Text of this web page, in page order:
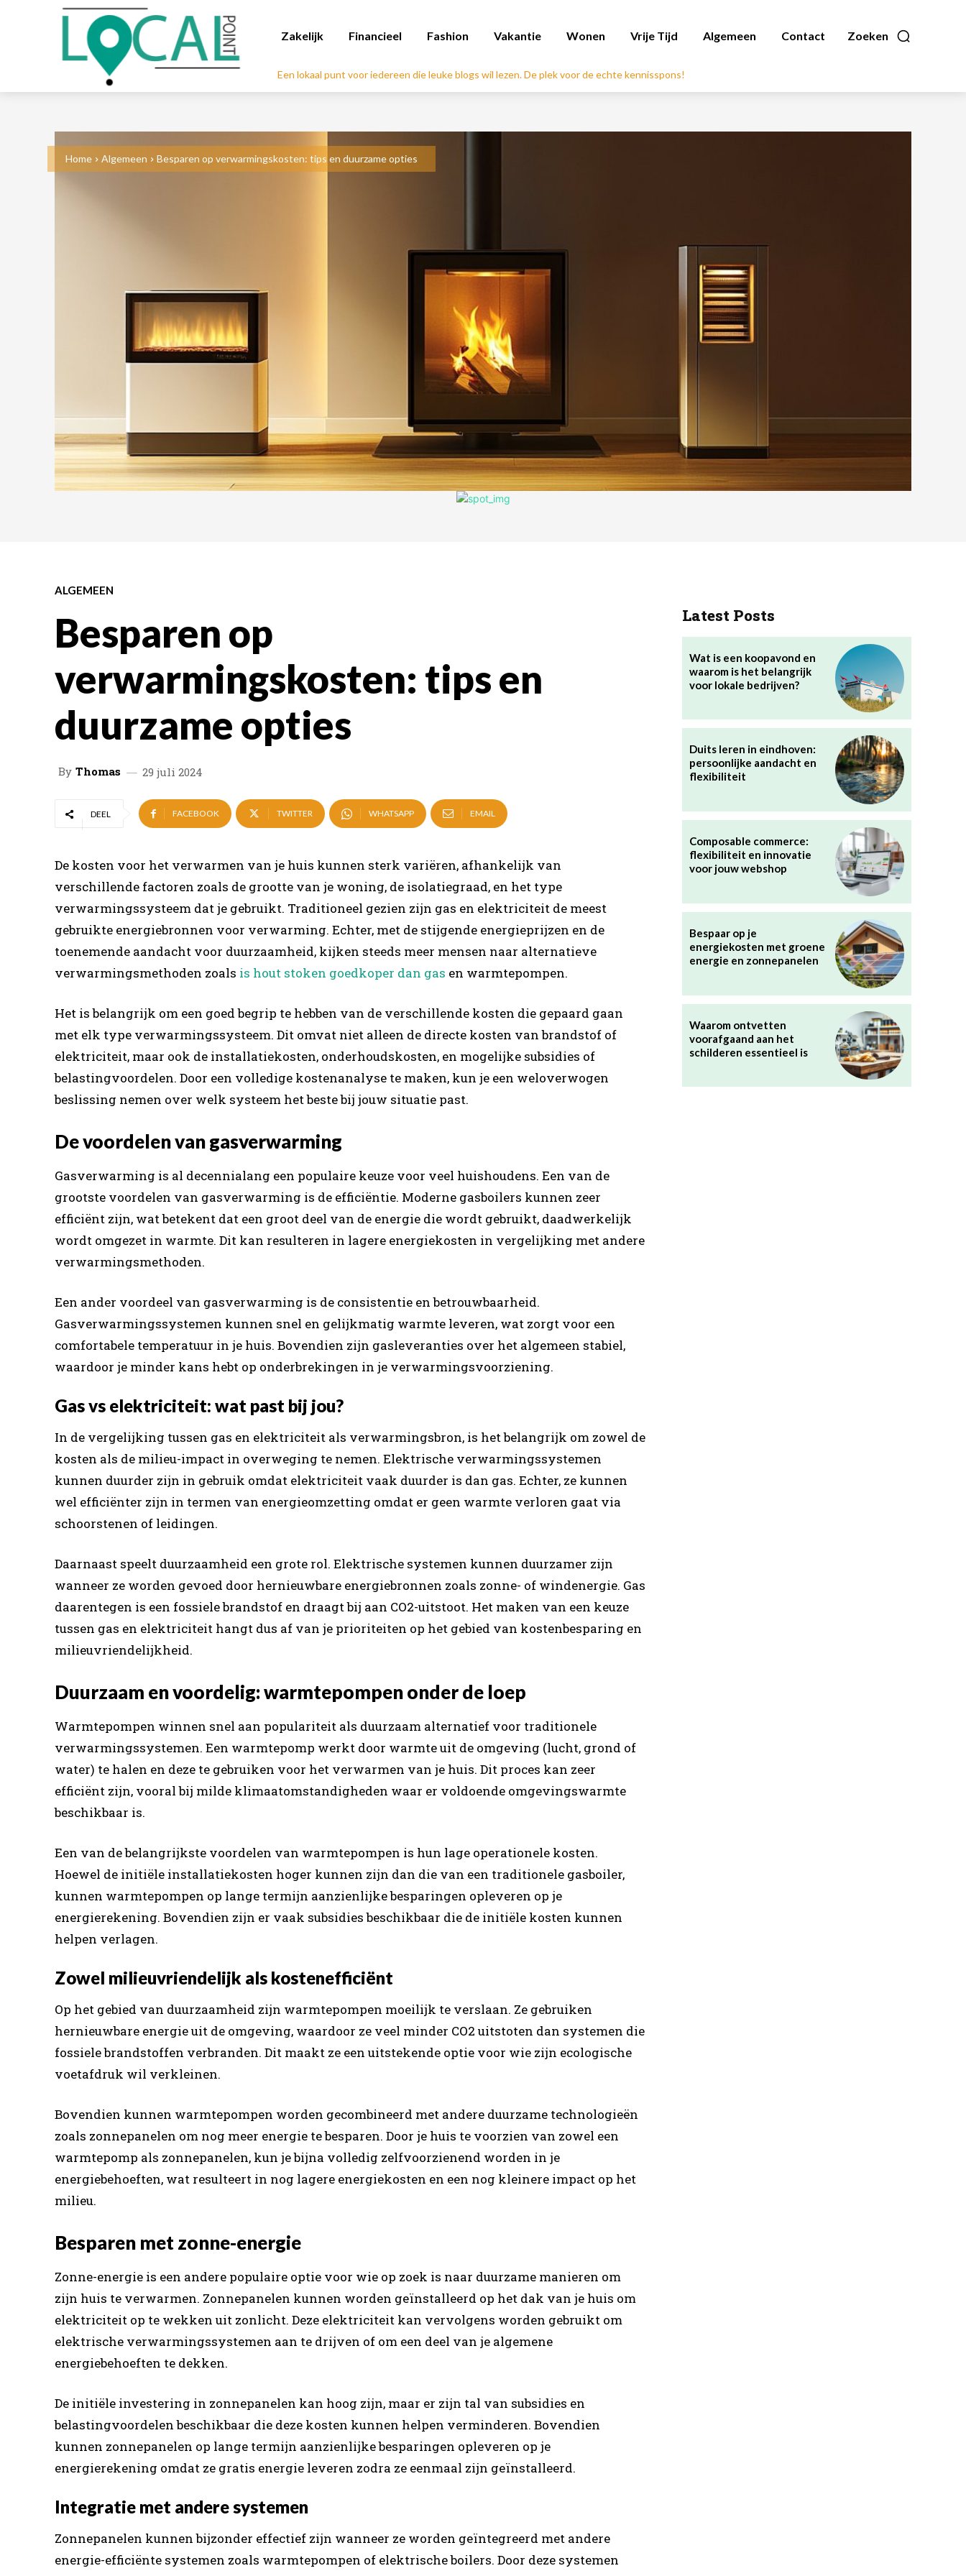
Zoeken
Zakelijk Financieel Fashion Vakantie Wonen Vrije Tijd Algemeen Contact
Een lokaal punt voor iedereen die leuke blogs wil lezen. De plek voor de echte kennisspons!
Home Algemeen Besparen op verwarmingskosten: tips en duurzame opties
ALGEMEEN
Besparen op
verwarmingskosten: tips en
duurzame opties
By Thomas 29 juli 2024
DEEL FACEBOOK TWITTER WHATSAPP EMAIL
De kosten voor het verwarmen van je huis kunnen sterk variëren, afhankelijk van
verschillende factoren zoals de grootte van je woning, de isolatiegraad, en het type
verwarmingssysteem dat je gebruikt. Traditioneel gezien zijn gas en elektriciteit de meest
gebruikte energiebronnen voor verwarming. Echter, met de stijgende energieprijzen en de
toenemende aandacht voor duurzaamheid, kijken steeds meer mensen naar alternatieve
verwarmingsmethoden zoals is hout stoken goedkoper dan gas en warmtepompen.
Het is belangrijk om een goed begrip te hebben van de verschillende kosten die gepaard gaan
met elk type verwarmingssysteem. Dit omvat niet alleen de directe kosten van brandstof of
elektriciteit, maar ook de installatiekosten, onderhoudskosten, en mogelijke subsidies of
belastingvoordelen. Door een volledige kostenanalyse te maken, kun je een weloverwogen
beslissing nemen over welk systeem het beste bij jouw situatie past.
De voordelen van gasverwarming
Gasverwarming is al decennialang een populaire keuze voor veel huishoudens. Een van de
grootste voordelen van gasverwarming is de efficiëntie. Moderne gasboilers kunnen zeer
efficiënt zijn, wat betekent dat een groot deel van de energie die wordt gebruikt, daadwerkelijk
wordt omgezet in warmte. Dit kan resulteren in lagere energiekosten in vergelijking met andere
verwarmingsmethoden.
Een ander voordeel van gasverwarming is de consistentie en betrouwbaarheid.
Gasverwarmingssystemen kunnen snel en gelijkmatig warmte leveren, wat zorgt voor een
comfortabele temperatuur in je huis. Bovendien zijn gasleveranties over het algemeen stabiel,
waardoor je minder kans hebt op onderbrekingen in je verwarmingsvoorziening.
Gas vs elektriciteit: wat past bij jou?
In de vergelijking tussen gas en elektriciteit als verwarmingsbron, is het belangrijk om zowel de
kosten als de milieu-impact in overweging te nemen. Elektrische verwarmingssystemen
kunnen duurder zijn in gebruik omdat elektriciteit vaak duurder is dan gas. Echter, ze kunnen
wel efficiënter zijn in termen van energieomzetting omdat er geen warmte verloren gaat via
schoorstenen of leidingen.
Daarnaast speelt duurzaamheid een grote rol. Elektrische systemen kunnen duurzamer zijn
wanneer ze worden gevoed door hernieuwbare energiebronnen zoals zonne- of windenergie. Gas
daarentegen is een fossiele brandstof en draagt bij aan CO2-uitstoot. Het maken van een keuze
tussen gas en elektriciteit hangt dus af van je prioriteiten op het gebied van kostenbesparing en
milieuvriendelijkheid.
Duurzaam en voordelig: warmtepompen onder de loep
Warmtepompen winnen snel aan populariteit als duurzaam alternatief voor traditionele
verwarmingssystemen. Een warmtepomp werkt door warmte uit de omgeving (lucht, grond of
water) te halen en deze te gebruiken voor het verwarmen van je huis. Dit proces kan zeer
efficiënt zijn, vooral bij milde klimaatomstandigheden waar er voldoende omgevingswarmte
beschikbaar is.
Een van de belangrijkste voordelen van warmtepompen is hun lage operationele kosten.
Hoewel de initiële installatiekosten hoger kunnen zijn dan die van een traditionele gasboiler,
kunnen warmtepompen op lange termijn aanzienlijke besparingen opleveren op je
energierekening. Bovendien zijn er vaak subsidies beschikbaar die de initiële kosten kunnen
helpen verlagen.
Zowel milieuvriendelijk als kostenefficiënt
Op het gebied van duurzaamheid zijn warmtepompen moeilijk te verslaan. Ze gebruiken
hernieuwbare energie uit de omgeving, waardoor ze veel minder CO2 uitstoten dan systemen die
fossiele brandstoffen verbranden. Dit maakt ze een uitstekende optie voor wie zijn ecologische
voetafdruk wil verkleinen.
Bovendien kunnen warmtepompen worden gecombineerd met andere duurzame technologieën
zoals zonnepanelen om nog meer energie te besparen. Door je huis te voorzien van zowel een
warmtepomp als zonnepanelen, kun je bijna volledig zelfvoorzienend worden in je
energiebehoeften, wat resulteert in nog lagere energiekosten en een nog kleinere impact op het
milieu.
Besparen met zonne-energie
Zonne-energie is een andere populaire optie voor wie op zoek is naar duurzame manieren om
zijn huis te verwarmen. Zonnepanelen kunnen worden geïnstalleerd op het dak van je huis om
elektriciteit op te wekken uit zonlicht. Deze elektriciteit kan vervolgens worden gebruikt om
elektrische verwarmingssystemen aan te drijven of om een deel van je algemene
energiebehoeften te dekken.
De initiële investering in zonnepanelen kan hoog zijn, maar er zijn tal van subsidies en
belastingvoordelen beschikbaar die deze kosten kunnen helpen verminderen. Bovendien
kunnen zonnepanelen op lange termijn aanzienlijke besparingen opleveren op je
energierekening omdat ze gratis energie leveren zodra ze eenmaal zijn geïnstalleerd.
Integratie met andere systemen
Zonnepanelen kunnen bijzonder effectief zijn wanneer ze worden geïntegreerd met andere
energie-efficiënte systemen zoals warmtepompen of elektrische boilers. Door deze systemen
Latest Posts
Wat is een koopavond en
waarom is het belangrijk
voor lokale bedrijven?
Duits leren in eindhoven:
persoonlijke aandacht en
flexibiliteit
Composable commerce:
flexibiliteit en innovatie
voor jouw webshop
Bespaar op je
energiekosten met groene
energie en zonnepanelen
Waarom ontvetten
voorafgaand aan het
schilderen essentieel is